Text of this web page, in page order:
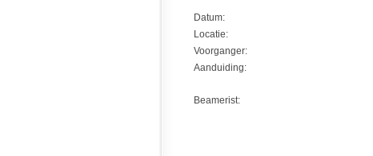
Datum:
Locatie:
Voorganger:
Aanduiding:
Beamerist: